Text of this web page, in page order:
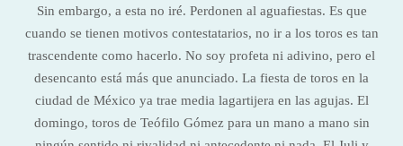
Sin embargo, a esta no iré. Perdonen al aguafiestas. Es que
cuando se tienen motivos contestatarios, no ir a los toros es tan
trascendente como hacerlo. No soy profeta ni adivino, pero el
desencanto está más que anunciado. La fiesta de toros en la
ciudad de México ya trae media lagartijera en las agujas. El
domingo, toros de Teófilo Gómez para un mano a mano sin